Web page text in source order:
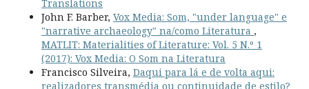
Translations
John F. Barber, Vox Media: Som, "under language" e
"narrative archaeology" na/como Literatura ,
MATLIT: Materialities of Literature: Vol. 5 N.º 1
(2017): Vox Media: O Som na Literatura
Francisco Silveira, Daqui para lá e de volta aqui:
realizadores transmédia ou continuidade de estilo?